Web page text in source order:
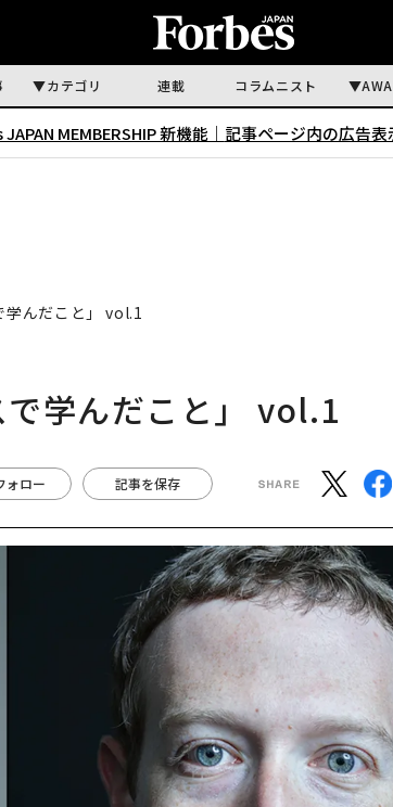
カテゴリ 連載 コラムニスト
MEMBERSHIP 新機能｜ 記事ページ内の広告
学んだこと」 vol.1
学んだこと」 vol.1
ォロー 記事を保存